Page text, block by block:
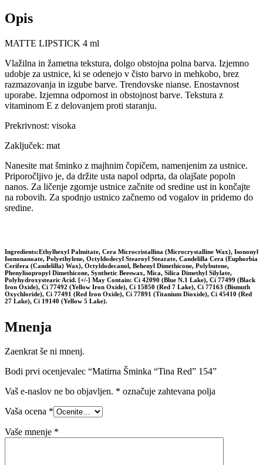
Opis
MATTE LIPSTICK 4 ml
Vlažilna in žametna tekstura, dolgo obstojna polna barva. Izjemno
udobje za ustnice, ki se odenejo v čisto barvo in mehkobo, brez
razmazovanja in izgube barve. Trendovske nianse. Enostavnost
uporabe. Izjemna odpornost in obstojnost barve. Tekstura z
vitaminom E z delovanjem proti staranju.
Prekrivnost: visoka
Zaključek: mat
Nanesite mat šminko z majhnim čopičem, namenjenim za ustnice.
Priporočljivo je, da držite usta napol odprta, da olajšate popoln
nanos. Za ličenje zgornje ustnice začnite od sredine ust in končajte
na robovih. Za spodnjo ustnico začnemo od vogalov in pridemo do
sredine.
Ingredients:Ethylhexyl Palmitate, Cera Microcristallina (Microcrystalline Wax), Isononyl
Isononanoate, Polyethylene, Octyldodecyl Stearoyl Stearate, Candelilla Cera (Euphorbia
Cerifera (Candelilla) Wax), Octyldodecanol, Behenyl Dimethicone, Polybutene,
Phenylisopropyl Dimethicone, Synthetic Beeswax, Mica, Silica Dimethyl Silylate,
Polyhydroxystearic Acid. [+/-] May Contain: Ci 42090 (Blue N.1 Lake), Ci 77499 (Black
Iron Oxide), Ci 77492 (Yellow Iron Oxide), Ci 15850 (Red 7 Lake), Ci 77163 (Bismuth
Oxychloride), Ci 77491 (Red Iron Oxide), Ci 77891 (Titanium Dioxide), Ci 45410 (Red
27 Lake), Ci 19140 (Yellow 5 Lake).
Mnenja
Zaenkrat še ni mnenj.
Bodi prvi ocenjevalec “Matirna Šminka “Tina Red” 154”
Vaš e-naslov ne bo objavljen. * označuje zahtevana polja
Vaša ocena *
Vaše mnenje *